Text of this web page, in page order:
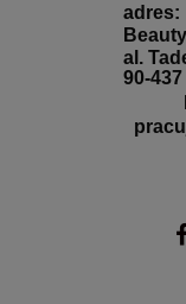
adres:
al.
90-